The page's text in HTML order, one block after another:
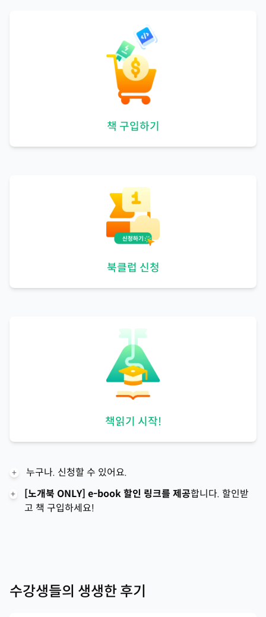
책 구입하기
북클럽 신청
책읽기 시작!
+ 누구나. 신청할 수 있어요.
+ [노개북 ONLY] e-book 할인 링크를 제공합니다. 할인받
고 책 구입하세요!
수강생들의 생생한 후기